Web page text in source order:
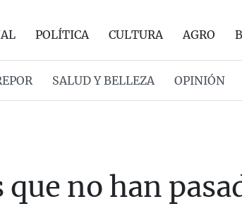
POLÍTICA CULTURA AGRO
SALUD Y BELLEZA OPINIÓN
no han